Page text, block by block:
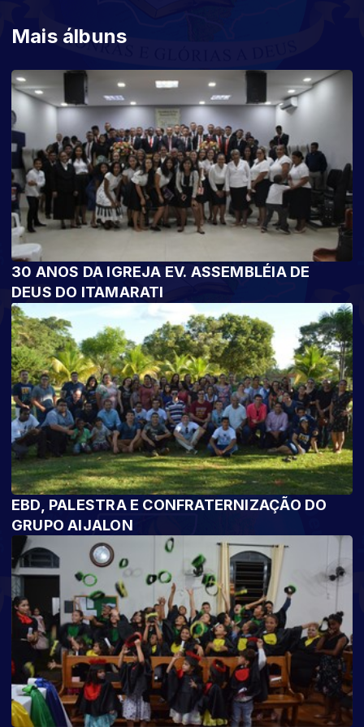
Mais álbuns
30 ANOS DA IGREJA EV. ASSEMBLÉIA DE
DEUS DO ITAMARATI
EBD, PALESTRA E CONFRATERNIZAÇÃO DO
GRUPO AIJALON